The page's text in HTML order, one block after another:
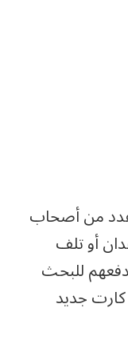
من أصحاب
أو تلف
للبحث
كارت جديد